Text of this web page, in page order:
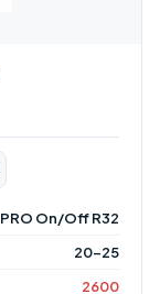
PRO On/Off R32
20-25
2600